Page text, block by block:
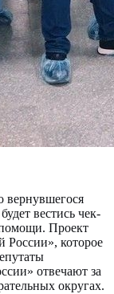
вернувшегося
вестись чек-
Проект
России», которое
отвечают за
округах.